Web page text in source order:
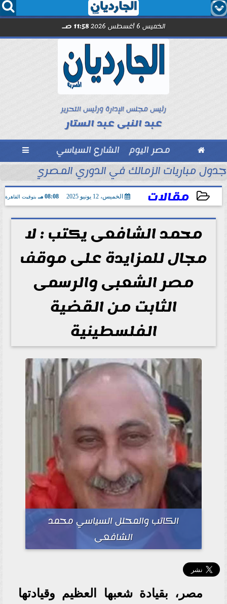
  
الخميس 6 أغسطس 2026 11:58 صـ
رئيس مجلس الإدارة ورئيس التحرير
عبد النبى عبد الستار
 مصر اليوم الشارع السياسي 
رسالة في نقد...
جدول مباريات الزمالك في الدوري المصري....
مقالات الخميس، 12 يونيو 2025 08:08 مـ بتوقيت القاهرة
2025-06-12 20:08:11
محمد الشافعى يكتب : لا
مجال للمزايدة على موقف
مصر الشعبى والرسمى
الثابت من القضية
الفلسطينية
الكاتب والمحلل السياسي محمد
الشافعى
مصر، بقيادة شعبها العظيم وقيادتها